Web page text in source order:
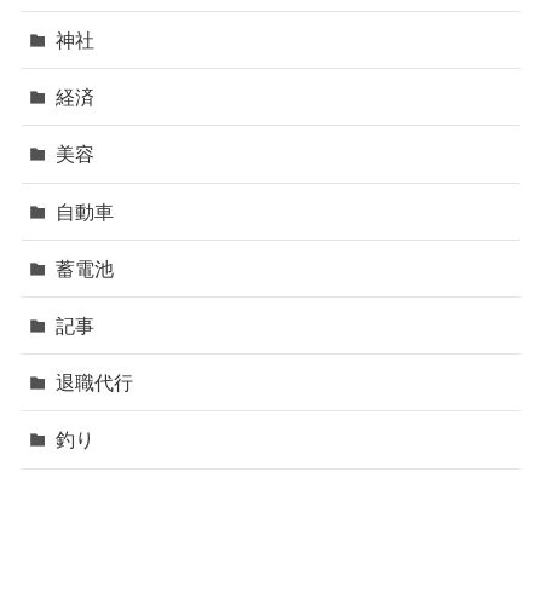
神社
経済
美容
自動車
蓄電池
記事
退職代行
釣り